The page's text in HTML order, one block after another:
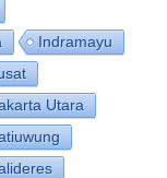
Indramayu
Utara